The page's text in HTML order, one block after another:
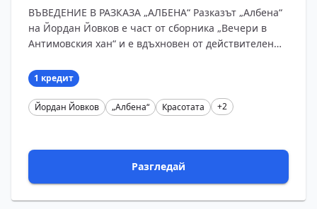
ВЪВЕДЕНИЕ В РАЗКАЗА „АЛБЕНА“ Разказът „Албена“
на Йордан Йовков е част от сборника „Вечери в
Антимовския хан“ и е вдъхновен от действителен
1 кредит
Йордан Йовков „Албена“ Красотата +2
Разгледай